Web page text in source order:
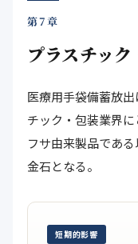
第7章
プラスチッ
医療用手袋備蓄放
チック・包装業界
フサ由来製品であ
金石となる。
短期的影響